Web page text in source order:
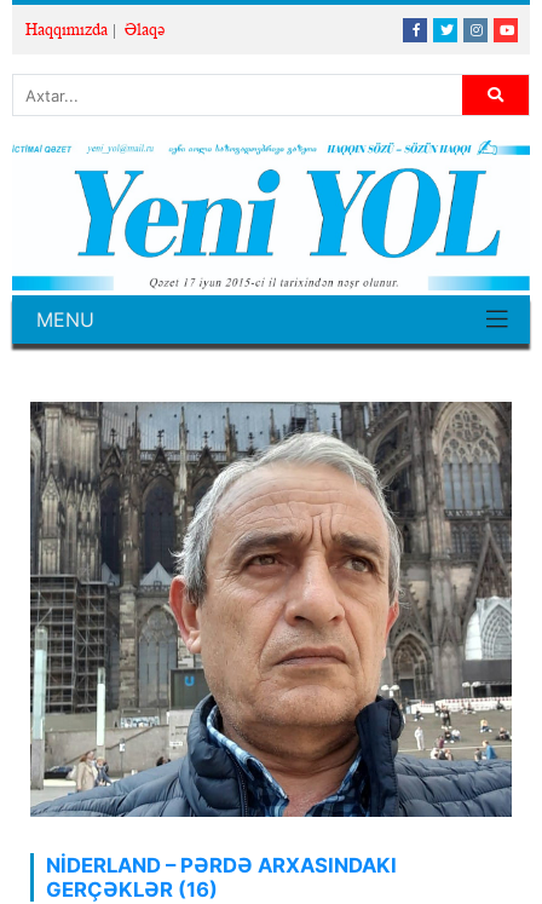
Haqqımızda Əlaqə
MENU
NİDERLAND – PƏRDƏ ARXASINDAKI
GERÇƏKLƏR (16)